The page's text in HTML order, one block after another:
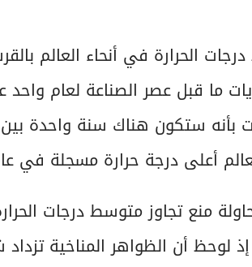
الحرارة في أنحاء العالم
مستويات ما قبل عصر الصناعة لعام
أن الظواهر المناخية تزداد